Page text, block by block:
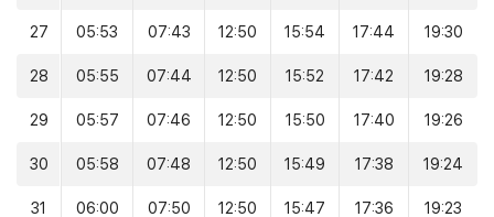
27 05:53 07:43 12:50 15:54 17:44 19:30
28 05:55 07:44 12:50 15:52 17:42 19:28
29 05:57 07:46 12:50 15:50 17:40 19:26
30 05:58 07:48 12:50 15:49 17:38 19:24
31 06:00 07:50 12:50 15:47 17:36 19:23